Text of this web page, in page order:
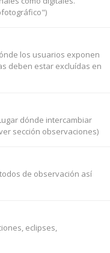
los usuarios exponen
deben estar excluídas en
dónde intercambiar
sección observaciones)
de observación así
eclipses,